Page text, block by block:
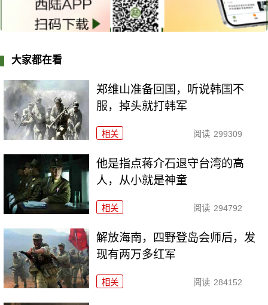
大家都在看
郑维山准备回国，听说韩国不
服，掉头就打韩军
相关 阅读 299309
他是指点蒋介石退守台湾的高
人，从小就是神童
相关 阅读 294792
解放海南，四野登岛会师后，发
现有两万多红军
相关 阅读 284152